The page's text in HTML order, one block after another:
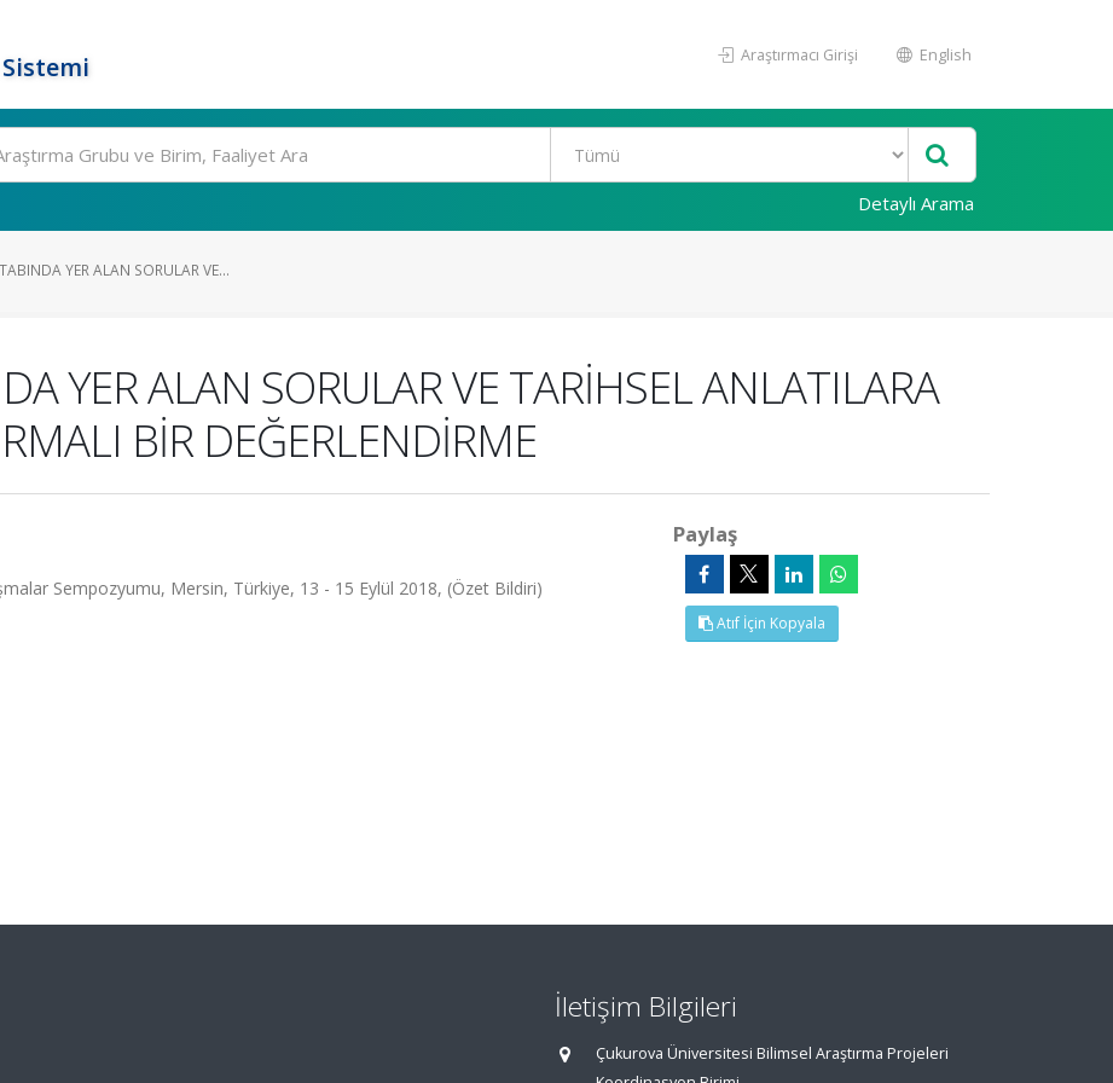
Araştırmacı Girişi English
Detaylı Arama
YER ALAN SORULAR VE...
YER ALAN SORULAR VE TARİHSEL ANLATILARA
BİR DEĞERLENDİRME
Sempozyumu, Mersin, Türkiye, 13 - 15 Eylül 2018, (Özet Bildiri)
Paylaş
Atıf İçin Kopyala
İletişim Bilgileri
Çukurova Üniversitesi Bilimsel Araştırma Projeleri